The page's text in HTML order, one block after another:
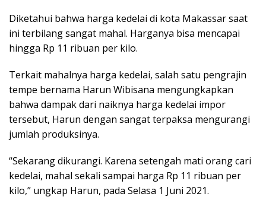
Diketahui bahwa harga kedelai di kota Makassar saat
ini terbilang sangat mahal. Harganya bisa mencapai
hingga Rp 11 ribuan per kilo.
Terkait mahalnya harga kedelai, salah satu pengrajin
tempe bernama Harun Wibisana mengungkapkan
bahwa dampak dari naiknya harga kedelai impor
tersebut, Harun dengan sangat terpaksa mengurangi
jumlah produksinya.
“Sekarang dikurangi. Karena setengah mati orang cari
kedelai, mahal sekali sampai harga Rp 11 ribuan per
kilo,” ungkap Harun, pada Selasa 1 Juni 2021.